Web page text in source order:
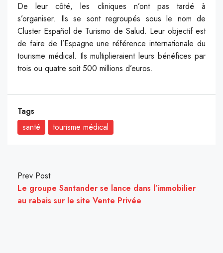
De leur côté, les cliniques n’ont pas tardé à
s’organiser. Ils se sont regroupés sous le nom de
Cluster Español de Turismo de Salud. Leur objectif est
de faire de l’Espagne une référence internationale du
tourisme médical. Ils multiplieraient leurs bénéfices par
trois ou quatre soit 500 millions d’euros.
Tags
santé
tourisme médical
Prev Post
Le groupe Santander se lance dans l’immobilier
au rabais sur le site Vente Privée